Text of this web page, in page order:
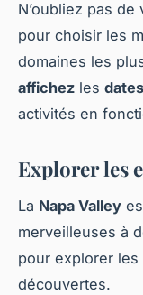
N’oubliez pas de
pour choisir les
domaines les
affichez les dates
activités en
Explorer les
La Napa Valley
merveilleuses à
pour explorer
découvertes.